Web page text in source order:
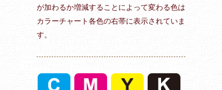
が加わるか増減することによって変わる色は
カラーチャート各色の右帯に表示されていま
す。